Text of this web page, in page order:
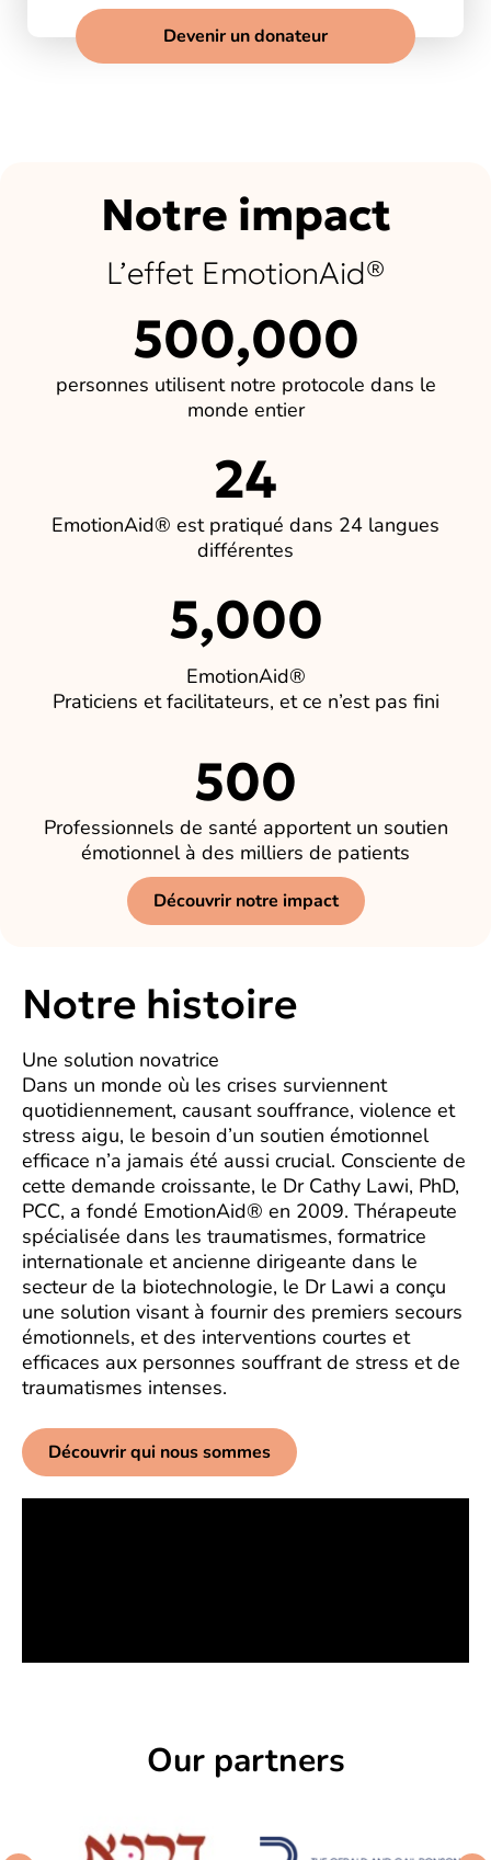
Devenir un donateur
Notre impact
L’effet EmotionAid®
500,000
personnes utilisent notre protocole dans le
monde entier
24
EmotionAid® est pratiqué dans 24 langues
différentes
5,000
EmotionAid®
Praticiens et facilitateurs, et ce n’est pas fini
500
Professionnels de santé apportent un soutien
émotionnel à des milliers de patients
Découvrir notre impact
Notre histoire
Une solution novatrice
Dans un monde où les crises surviennent
quotidiennement, causant souffrance, violence et
stress aigu, le besoin d’un soutien émotionnel
efficace n’a jamais été aussi crucial. Consciente de
cette demande croissante, le Dr Cathy Lawi, PhD,
PCC, a fondé EmotionAid® en 2009. Thérapeute
spécialisée dans les traumatismes, formatrice
internationale et ancienne dirigeante dans le
secteur de la biotechnologie, le Dr Lawi a conçu
une solution visant à fournir des premiers secours
émotionnels, et des interventions courtes et
efficaces aux personnes souffrant de stress et de
traumatismes intenses.
Découvrir qui nous sommes
Our partners